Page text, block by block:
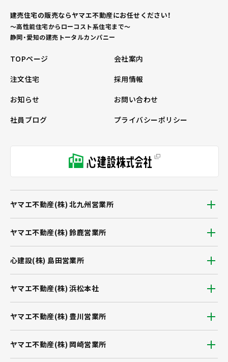
建売住宅の販売ならヤマエ不動産にお任せください！
～高性能住宅からローコスト系住宅まで～
静岡・愛知の建売トータルカンパニー
TOPページ
会社案内
注文住宅
採用情報
お知らせ
お問い合わせ
社員ブログ
プライバシーポリシー
ヤマエ不動産(株) 浜松本社
ヤマエ不動産(株) 豊川営業所
ヤマエ不動産(株) 岡崎営業所
ヤマエ不動産(株) 北九州営業所
ヤマエ不動産(株) 鈴鹿営業所
心建設(株) 島田営業所